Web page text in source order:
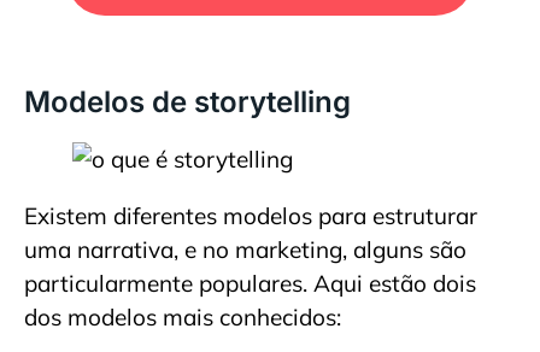
Modelos de storytelling
Existem diferentes modelos para estruturar
uma narrativa, e no marketing, alguns são
particularmente populares. Aqui estão dois
dos modelos mais conhecidos: